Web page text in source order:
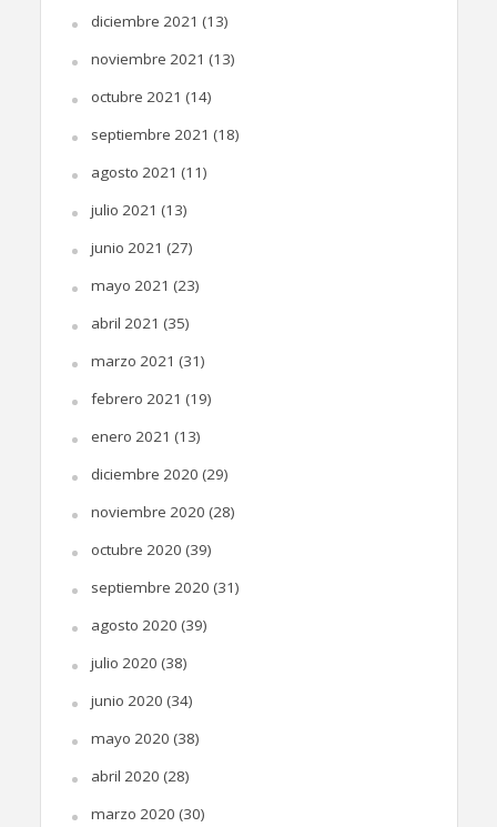
diciembre 2021 (13)
noviembre 2021 (13)
octubre 2021 (14)
septiembre 2021 (18)
agosto 2021 (11)
julio 2021 (13)
junio 2021 (27)
mayo 2021 (23)
abril 2021 (35)
marzo 2021 (31)
febrero 2021 (19)
enero 2021 (13)
diciembre 2020 (29)
noviembre 2020 (28)
octubre 2020 (39)
septiembre 2020 (31)
agosto 2020 (39)
julio 2020 (38)
junio 2020 (34)
mayo 2020 (38)
abril 2020 (28)
marzo 2020 (30)